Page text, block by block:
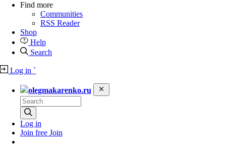
Find more
Communities
RSS Reader
Shop
Help
Search
Log in `
olegmakarenko.ru
Log in
Join free Join